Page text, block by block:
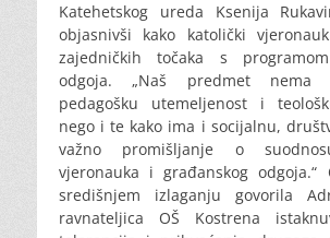
Katehetskog ureda Ksenija
objasnivši kako katolički
zajedničkih točaka s
odgoja. „Naš predmet nema
pedagošku utemeljenost i
nego i te kako ima i socijalnu,
važno promišljanje o
vjeronauka i građanskog
središnjem izlaganju govorila
ravnateljica OŠ Kostrena